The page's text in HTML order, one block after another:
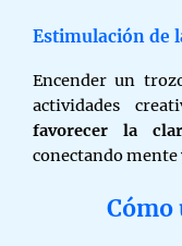
Estimulación de
Encender un
actividades
favorecer la
conectando
Cómo